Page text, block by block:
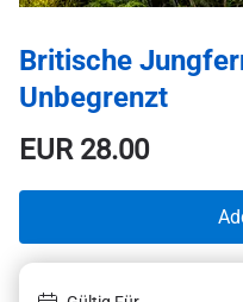
Britische
Unbegrenzt
EUR28.00